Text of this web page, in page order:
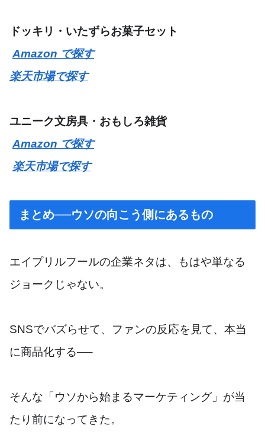
ドッキリ・いたずらお菓子セット
Amazon で探す
楽天市場で探す
ユニーク文房具・おもしろ雑貨
Amazon で探す
楽天市場で探す
まとめ──ウソの向こう側にあるもの
エイプリルフールの企業ネタは、もはや単なる
ジョークじゃない。
SNSでバズらせて、ファンの反応を見て、本当
に商品化する──
そんな「ウソから始まるマーケティング」が当
たり前になってきた。